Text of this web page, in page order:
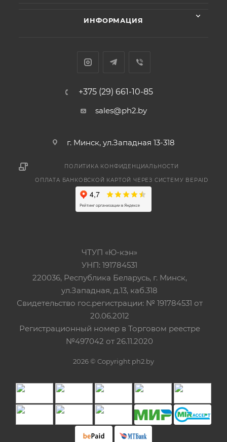
ИНФОРМАЦИЯ
+375 (29) 661-10-85
sales@ph2.by
г. Минск, ул.Западная 13-318
ПОЛИТИКА КОНФИДЕНЦИАЛЬНОСТИ
ОПЛАТА БАНКОВСКОЙ КАРТОЙ ЧЕРЕЗ СИСТЕМУ BEPAID
ЧТУП «Ю-кэн»
УНП: 191784531
220036, Республика Беларусь, г. Минск,
ул.Западная, д.13, каб.318
Свидетельство гос.регистрации: № 191784531 от
20.06.2012
Регистрационный номер в Торговом реестре
№497042 от 26.11.2020
2026 © Copyright ph2.by